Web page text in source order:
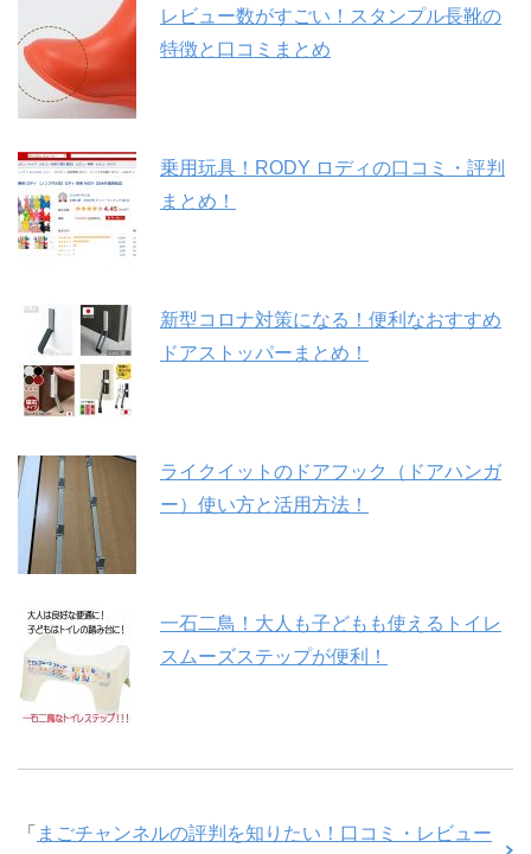
レビュー数がすごい！スタンプル長靴の
特徴と口コミまとめ
乗用玩具！RODY ロディの口コミ・評判
まとめ！
新型コロナ対策になる！便利なおすすめ
ドアストッパーまとめ！
ライクイットのドアフック（ドアハンガ
ー）使い方と活用方法！
一石二鳥！大人も子どもも使えるトイレ
スムーズステップが便利！
「 まごチャンネルの評判を知りたい！口コミ・レビュー